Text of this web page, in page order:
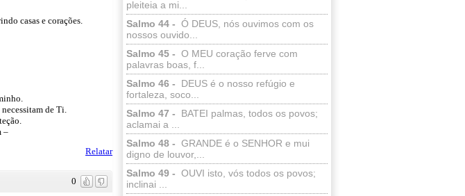
pleiteia a mi...
Salmo 44 - Ó DEUS, nós ouvimos com os
nossos ouvido...
Salmo 45 - O MEU coração ferve com
palavras boas, f...
Salmo 46 -
DEUS é o nosso refúgio e
fortaleza, soco...
Salmo 47 -
BATEI palmas, todos os povos;
aclamai a ...
Salmo 48 - GRANDE é o SENHOR e mui
digno de louvor,...
Salmo 49 - OUVI isto, vós todos os povos;
inclinai ...
casas e corações.
de Ti.
–
Relatar
0